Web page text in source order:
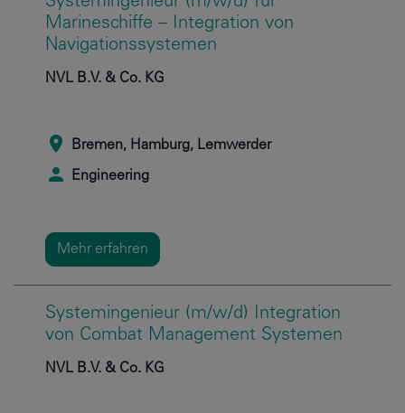
Marineschiffe – Integration von
Navigationssystemen
NVL B.V. & Co. KG
Bremen, Hamburg, Lemwerder
Engineering
Mehr erfahren
Systemingenieur (m/w/d) Integration
von Combat Management Systemen
NVL B.V. & Co. KG